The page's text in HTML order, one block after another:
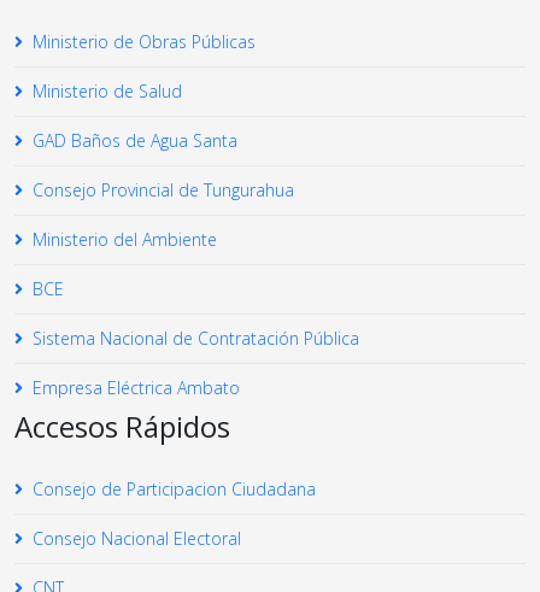
Ministerio de Obras Públicas
Ministerio de Salud
GAD Baños de Agua Santa
Consejo Provincial de Tungurahua
Ministerio del Ambiente
BCE
Sistema Nacional de Contratación Pública
Empresa Eléctrica Ambato
Accesos Rápidos
Consejo de Participacion Ciudadana
Consejo Nacional Electoral